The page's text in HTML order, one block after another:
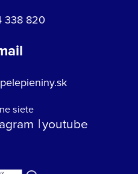
338 820
siete
youtube